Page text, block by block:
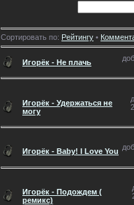
Сортировать по: Рейтингу •
Игорёк - Не плачь
Игорёк - Удержаться не
могу
Игорёк - Baby! I Love You
Игорёк - Подождем (
ремикс)